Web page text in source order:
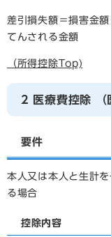
差引損失額＝損害金
てんされる金額
（所得控除Top)
2 医療費控除 （
要件
本人又は本人と生計
る場合
控除内容